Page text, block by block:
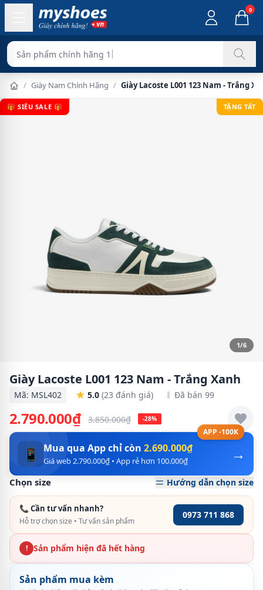
0
Sản phẩm chính hãng 100%
/ Giày Nam Chính Hãng / Giày Lacoste L001 123 Nam - Trắng
🎁 SIÊU SALE 🎁 TẶNG TẤT
1/6
Giày Lacoste L001 123 Nam - Trắng Xanh
Mã: MSL402 5.0 (23 đánh giá) Đã bán 99
2.790.000₫ 3.850.000₫ -28%
APP -100K
→
📱 Mua qua App chỉ còn 2.690.000₫
Giá web 2.790.000₫ • App rẻ hơn 100.000₫
Chọn size Hướng dẫn chọn size
📞 Cần tư vấn nhanh?
Hỗ trợ chọn size • Tư vấn sản phẩm
0973 711 868
! Sản phẩm hiện đã hết hàng
Sản phẩm mua kèm